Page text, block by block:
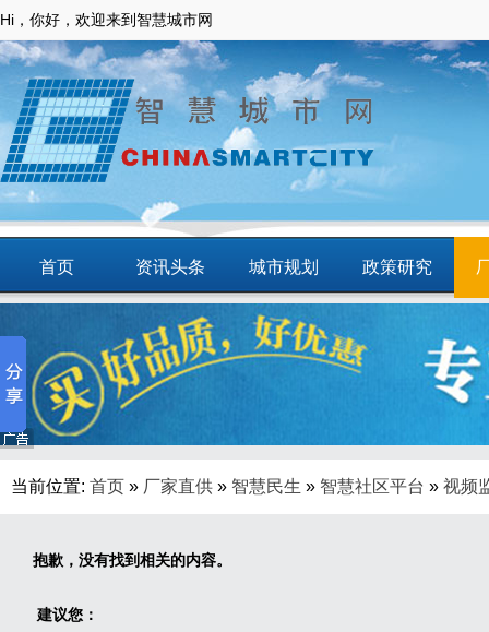
Hi，你好，欢迎来到智慧城市网
首页 资讯头条 城市规划 政策研究
智慧应用 商圈
当前位置: 首页 » 厂家直供 » 智慧民生 » 智慧社区平台 » 视频
抱歉，没有找到相关的内容。
建议您：